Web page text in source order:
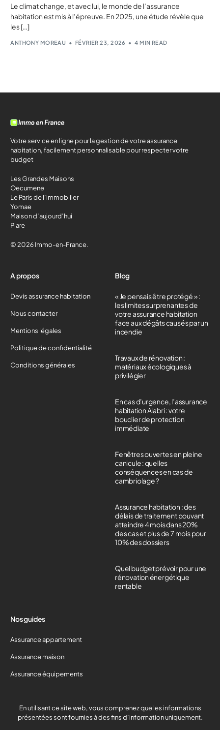
Le climat change, et avec lui, le monde de l’assurance
habitation est mis à l’épreuve. En 2025, une étude révèle que
les […]
ANTHONY MOREAU FÉVRIER 23, 2026 4 MIN READ
Votre service en ligne pour la gestion de votre assurance
habitation, facilement personnalisable pour respecter votre
budget
Les Grandes Maisons
Oecumene
Le Paris de l’immobilier
Yomae
Maison d’aujourd’hui
Plare
© 2026 Immo-en-France.
A propos
Devis assurance habitation
Nous contacter
Mentions légales
Politique de confidentialité
Conditions générales
Blog
« Je pensais être protégé » :
les limites surprenantes de
votre assurance habitation
face aux dégâts causés par un
incendie
Travaux de rénovation :
matériaux écologiques à
privilégier
En cas d’urgence, l’assurance
habitation Alabri : votre
bouclier de protection
immédiate
Fenêtres ouvertes en pleine
canicule : quelles
conséquences en cas de
cambriolage ?
Assurance habitation : des
délais de traitement pouvant
atteindre 4 mois dans 20%
des cas et plus de 7 mois pour
10% des dossiers
Quel budget prévoir pour une
rénovation énergétique
rentable
Nos guides
Assurance appartement
Assurance maison
Assurance équipements
En utilisant ce site web, vous comprenez que les informations
présentées sont fournies à des fins d’information uniquement.
Devis gratuit